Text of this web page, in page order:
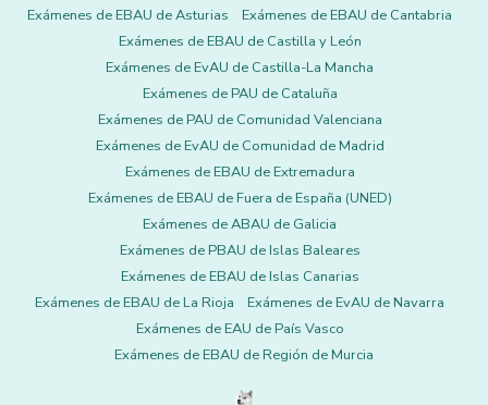
Exámenes de EBAU de Asturias
Exámenes de EBAU de Cantabria
Exámenes de EBAU de Castilla y León
Exámenes de EvAU de Castilla-La Mancha
Exámenes de PAU de Cataluña
Exámenes de PAU de Comunidad Valenciana
Exámenes de EvAU de Comunidad de Madrid
Exámenes de EBAU de Extremadura
Exámenes de EBAU de Fuera de España (UNED)
Exámenes de ABAU de Galicia
Exámenes de PBAU de Islas Baleares
Exámenes de EBAU de Islas Canarias
Exámenes de EBAU de La Rioja
Exámenes de EvAU de Navarra
Exámenes de EAU de País Vasco
Exámenes de EBAU de Región de Murcia